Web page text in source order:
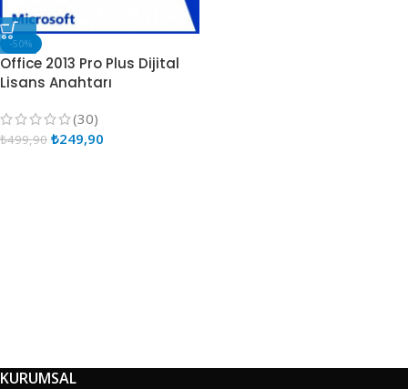
-50%
Office 2013 Pro Plus Dijital
Lisans Anahtarı
(30)
₺499,90 ₺249,90
KURUMSAL